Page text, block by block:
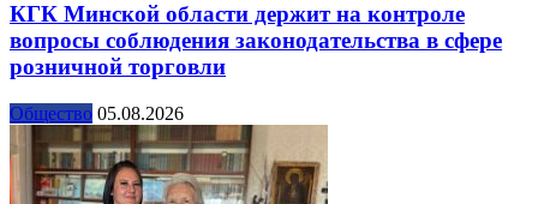
КГК Минской области держит на контроле
вопросы соблюдения законодательства в сфере
розничной торговли
Общество 05.08.2026